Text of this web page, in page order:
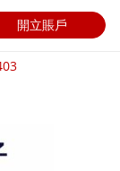
開立賬戶